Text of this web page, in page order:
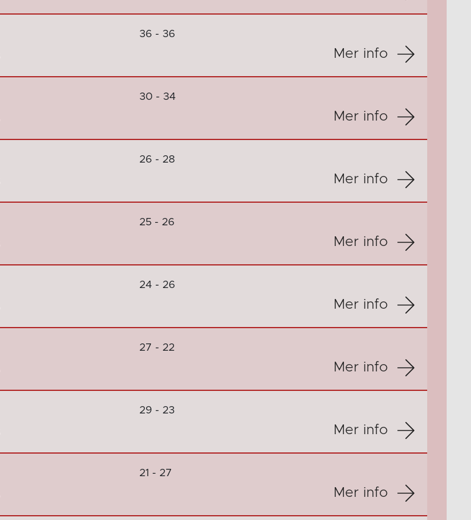
36 - 36
Mer info
30 - 34
Mer info
26 - 28
Mer info
25 - 26
Mer info
24 - 26
Mer info
27 - 22
Mer info
29 - 23
Mer info
21 - 27
Mer info